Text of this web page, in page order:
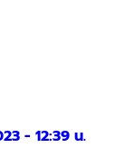
- 12:39 น.